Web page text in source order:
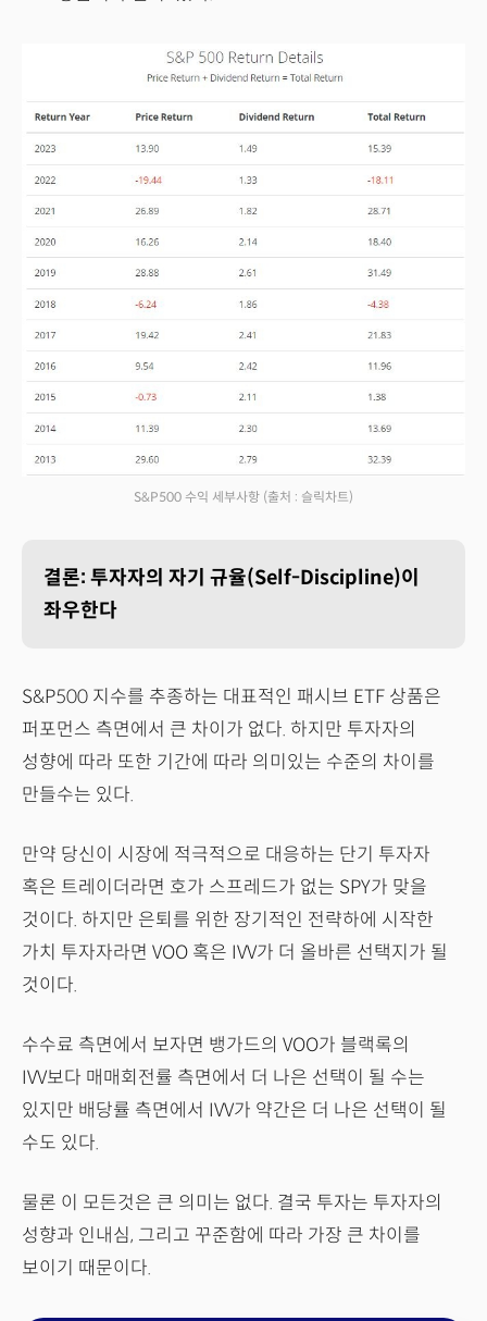
S&P500 수익 세부사항 (출처 : 슬릭차트)
결론: 투자자의 자기 규율(Self-Discipline)이
좌우한다
S&P500 지수를 추종하는 대표적인 패시브 ETF 상품은
퍼포먼스 측면에서 큰 차이가 없다. 하지만 투자자의
성향에 따라 또한 기간에 따라 의미있는 수준의 차이를
만들수는 있다.
만약 당신이 시장에 적극적으로 대응하는 단기 투자자
혹은 트레이더라면 호가 스프레드가 없는 SPY가 맞을
것이다. 하지만 은퇴를 위한 장기적인 전략하에 시작한
가치 투자자라면 VOO 혹은 IVV가 더 올바른 선택지가 될
것이다.
수수료 측면에서 보자면 뱅가드의 VOO가 블랙록의
IVV보다 매매회전률 측면에서 더 나은 선택이 될 수는
있지만 배당률 측면에서 IVV가 약간은 더 나은 선택이 될
수도 있다.
물론 이 모든것은 큰 의미는 없다. 결국 투자는 투자자의
성향과 인내심, 그리고 꾸준함에 따라 가장 큰 차이를
보이기 때문이다.